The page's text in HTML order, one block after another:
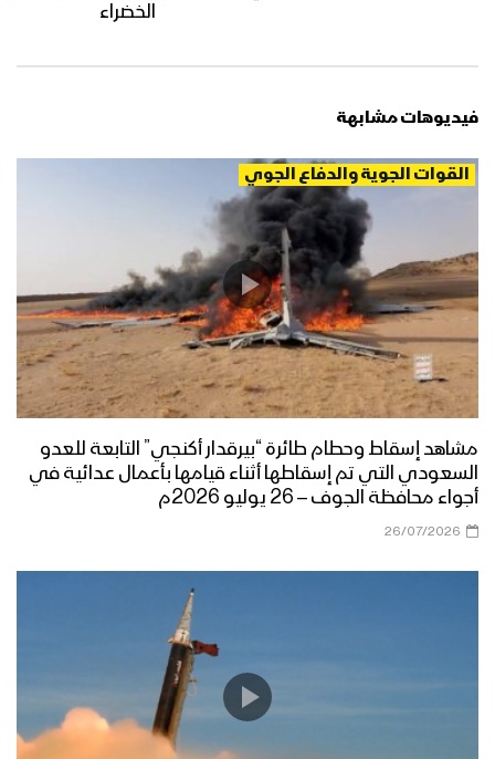
الخضراء
فيديوهات مشابهة
القوات الجوية والدفاع الجوي
مشاهد إسقاط وحطام طائرة “بيرقدار أكنجي” التابعة للعدو
السعودي التي تم إسقاطها أثناء قيامها بأعمال عدائية في
أجواء محافظة الجوف – 26 يوليو 2026م
26/07/2026